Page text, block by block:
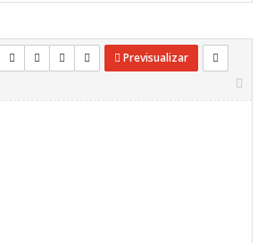
Previsualizar